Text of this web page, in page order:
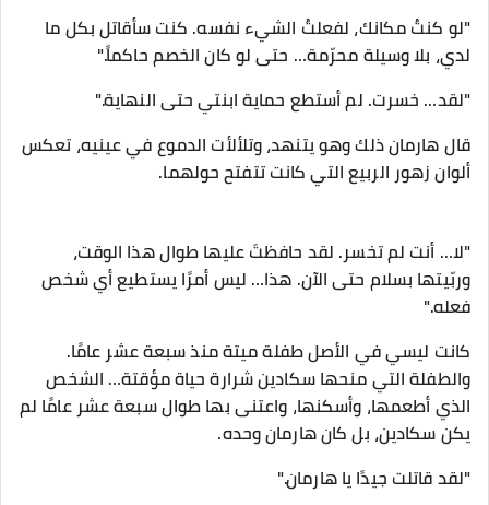
"لو كنتُ مكانك، لفعلتُ الشيء نفسه. كنت سأقاتل بكل ما
لدي، بلا وسيلة محرّمة… حتى لو كان الخصم حاكماً."
"لقد… خسرت. لم أستطع حماية ابنتي حتى النهاية."
قال هارمان ذلك وهو يتنهد، وتلألأت الدموع في عينيه، تعكس
ألوان زهور الربيع التي كانت تتفتح حولهما.
"لا… أنت لم تخسر. لقد حافظتَ عليها طوال هذا الوقت،
وربّيتها بسلام حتى الآن. هذا… ليس أمرًا يستطيع أي شخص
فعله."
كانت ليسي في الأصل طفلة ميتة منذ سبعة عشر عامًا.
والطفلة التي منحها سكادين شرارة حياة مؤقتة… الشخص
الذي أطعمها، وأسكنها، واعتنى بها طوال سبعة عشر عامًا لم
يكن سكادين، بل كان هارمان وحده.
"لقد قاتلت جيدًا يا هارمان."